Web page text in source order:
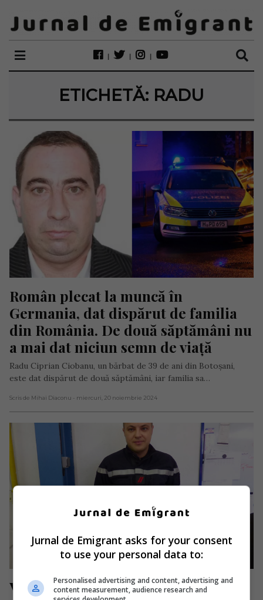
ETICHETĂ: RADU
Român plecat la muncă în
Germania, dat dispărut de familia
din România. De două săptămâni nu
a mai dat niciun semn de viață
Radu Ciprian Ciobanu, un bărbat de 39 de ani din Botoșani,
este dat dispărut de două săptămâni, iar familia sa…
Scris de Mihai Diaconu - miercuri, 20 noiembrie 2024
Vasile, tânărul român din Franța
Jurnal de Emigrant asks for your consent
to use your personal data to:
Personalised advertising and content, advertising and
content measurement, audience research and